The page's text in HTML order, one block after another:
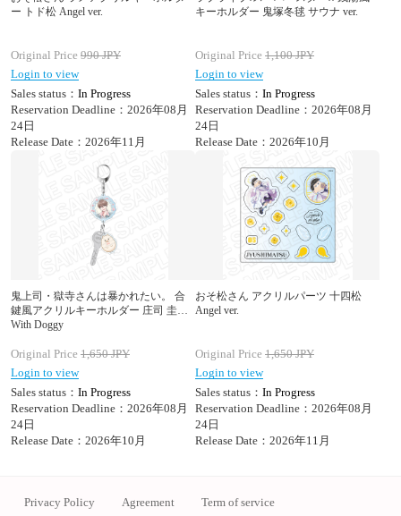
ー トド松 Angel ver.
Original Price 990JPY
Login to view
Sales status： In Progress
Reservation Deadline：2026年08月
24日
Release Date：2026年11月
キーホルダー 鬼塚冬毬 サウナ ver.
Original Price 1,100JPY
Login to view
Sales status： In Progress
Reservation Deadline：2026年08月
24日
Release Date：2026年10月
鬼上司・獄寺さんは暴かれたい。 合
鍵風アクリルキーホルダー 庄司 圭太
With Doggy
Original Price 1,650JPY
Login to view
Sales status： In Progress
Reservation Deadline：2026年08月
24日
Release Date：2026年10月
おそ松さん アクリルパーツ 十四松
Angel ver.
Original Price 1,650JPY
Login to view
Sales status： In Progress
Reservation Deadline：2026年08月
24日
Release Date：2026年11月
Privacy Policy Agreement Term of service